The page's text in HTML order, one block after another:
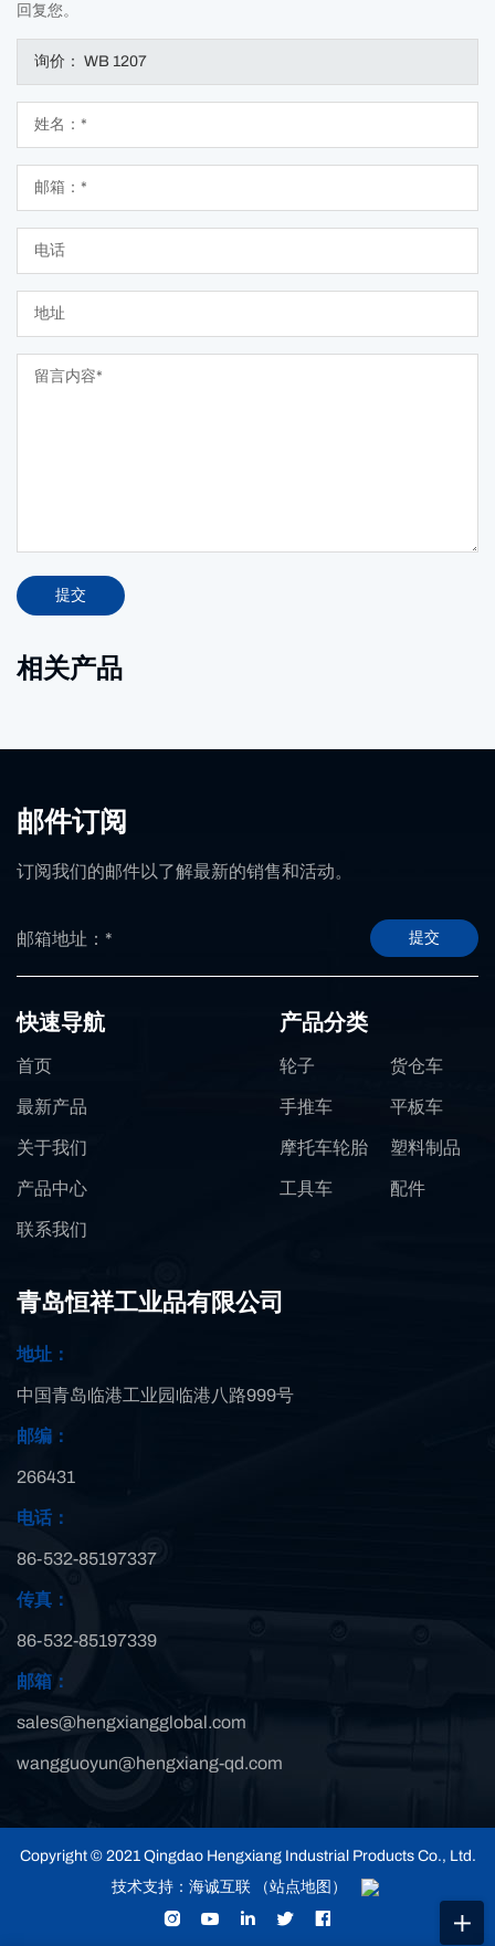
回复您。
提交
相关产品
邮件订阅
订阅我们的邮件以了解最新的销售和活动。
提交
快速导航
首页
最新产品
关于我们
产品中心
联系我们
产品分类
轮子
手推车
摩托车轮胎
工具车
货仓车
平板车
塑料制品
配件
青岛恒祥工业品有限公司
地址：
中国青岛临港工业园临港八路999号
邮编：
266431
电话：
86-532-85197337
传真：
86-532-85197339
邮箱：
sales@hengxiangglobal.com
wangguoyun@hengxiang-qd.com
Copyright © 2021 Qingdao Hengxiang Industrial Products Co., Ltd.
技术支持：海诚互联
（站点地图）